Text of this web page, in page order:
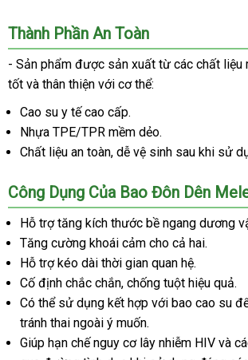
Thành Phần An Toàn
- Sản phẩm được sản xuất từ các chất liệu
tốt và thân thiện với cơ thể:
Cao su y tế cao cấp.
Nhựa TPE/TPR mềm dẻo.
Chất liệu an toàn, dễ vệ sinh sau khi sử
Công Dụng Của Bao Đôn Dên
Hỗ trợ tăng kích thước bề ngang dương
Tăng cường khoái cảm cho cả hai.
Hỗ trợ kéo dài thời gian quan hệ.
Cố định chắc chắn, chống tuột hiệu quả.
Có thể sử dụng kết hợp với bao cao su
tránh thai ngoài ý muốn.
Giúp hạn chế nguy cơ lây nhiễm HIV và